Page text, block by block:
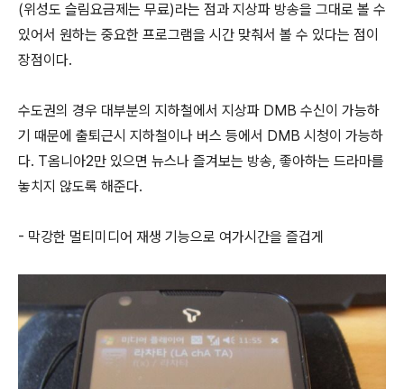
(위성도 슬림요금제는 무료)라는 점과 지상파 방송을 그대로 볼 수
있어서 원하는 중요한 프로그램을 시간 맞춰서 볼 수 있다는 점이
장점이다.
수도권의 경우 대부분의 지하철에서 지상파 DMB 수신이 가능하
기 때문에 출퇴근시 지하철이나 버스 등에서 DMB 시청이 가능하
다. T옴니아2만 있으면 뉴스나 즐겨보는 방송, 좋아하는 드라마를
놓치지 않도록 해준다.
- 막강한 멀티미디어 재생 기능으로 여가시간을 즐겁게